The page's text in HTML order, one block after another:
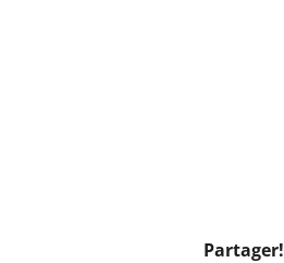
Partager!